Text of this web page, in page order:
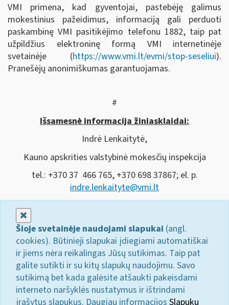
VMI primena, kad gyventojai, pastebėję galimus
mokestinius pažeidimus, informaciją gali perduoti
paskambinę VMI pasitikėjimo telefonu 1882, taip pat
užpildžius elektroninę formą VMI internetinėje
svetainėje (https://www.vmi.lt/evmi/stop-seseliui).
Pranešėjų anonimiškumas garantuojamas.
#
Išsamesnė informacija žiniasklaidai:
Indrė Lenkaitytė,
Kauno apskrities valstybinė mokesčių inspekcija
tel.: +370 37 466 765, +370 698 37867; el. p.
indre.lenkaityte@vmi.lt
Šioje svetainėje naudojami slapukai (angl.
cookies). Būtinieji slapukai įdiegiami automatiškai
ir jiems nėra reikalingas Jūsų sutikimas. Taip pat
galite sutikti ir su kitų slapukų naudojimu. Savo
sutikimą bet kada galėsite atšaukti pakeisdami
interneto naršyklės nustatymus ir ištrindami
įrašytus slapukus. Daugiau informacijos Slapukų